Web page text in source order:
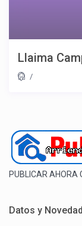
Llaima
/
PUBLICAR AHORA
Datos y